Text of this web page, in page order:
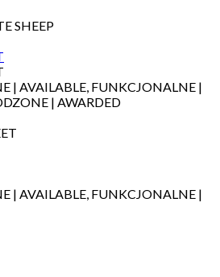
| AVAILABLE, FUNKCJONALNE |
| AWARDED
| AVAILABLE, FUNKCJONALNE |